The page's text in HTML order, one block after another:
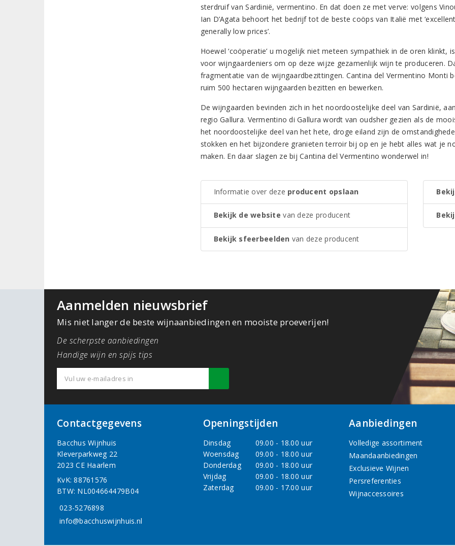
sterdruif van Sardinië, vermentino. En dat doen ze met verve: volgens
Ian D’Agata behoort het bedrijf tot de beste coöps van Italië met
generally low prices’.
Hoewel ‘coöperatie’ u mogelijk niet meteen sympathiek in de oren klinkt,
voor wijngaardeniers om op deze wijze gezamenlijk wijn te produceren.
fragmentatie van de wijngaardbezittingen. Cantina del Vermentino Monti
ruim 500 hectaren wijngaarden bezitten en bewerken.
De wijngaarden bevinden zich in het noordoostelijke deel van Sardinië,
regio Gallura. Vermentino di Gallura wordt van oudsher gezien als de
het noordoostelijke deel van het hete, droge eiland zijn de
stokken en het bijzondere granieten terroir bij op en je hebt alles wat je
maken. En daar slagen ze bij Cantina del Vermentino wonderwel in!
Informatie over deze producent opslaan
Bekijk de website van deze producent
Bekijk sfeerbeelden van deze producent
Aanmelden nieuwsbrief
Mis niet langer de beste wijnaanbiedingen en mooiste proeverijen!
De scherpste aanbiedingen
Handige wijn en spijs tips
Contactgegevens
Bacchus Wijnhuis
Kleverparkweg 22
2023 CE Haarlem
KvK: 88761576
BTW: NL004664479B04
023-5276898
info@bacchuswijnhuis.nl
Openingstijden
Dinsdag
09.00 - 18.00 uur
Woensdag
09.00 - 18.00 uur
Donderdag
09.00 - 18.00 uur
Vrijdag
09.00 - 18.00 uur
Zaterdag
09.00 - 17.00 uur
Aanbiedingen
Volledige assortiment
Maandaanbiedingen
Exclusieve Wijnen
Persreferenties
Wijnaccessoires